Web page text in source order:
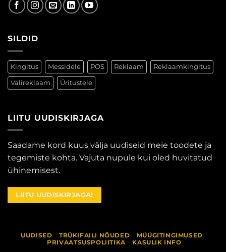
SILDID
Kingitus Messidele POS Reklaam Reklaamkingitus
Välireklaam Üritustele
LIITU UUDISKIRJAGA
Saadame kord kuus välja uudiseid meie toodete ja
tegemiste kohta. Vajuta nupule kui oled huvitatud
ühinemisest.
LIITU UUDISKIRJAGA!
UUDISED TRÜKIFAILI NÕUDED
MÜÜGITINGIMUSED
PRIVAATSUSPOLIITIKA
KASULIK INFO